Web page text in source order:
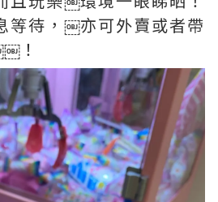
等待，￼亦可外賣或者帶
！